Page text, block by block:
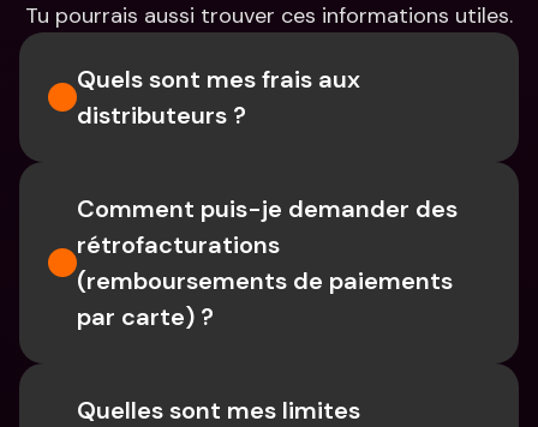
Tu pourrais aussi trouver ces informations utiles.
Quels sont mes frais aux
distributeurs ?
Comment puis-je demander des
rétrofacturations
(remboursements de paiements
par carte) ?
Quelles sont mes limites